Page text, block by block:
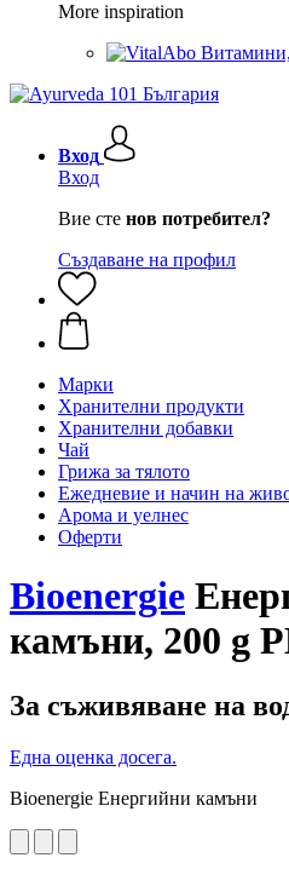
More inspiration
Вход
Вход
Вие сте нов потребител?
Създаване на профил
Марки
Хранителни продукти
Хранителни добавки
Чай
Грижа за тялото
Ежедневие и начин на
Арома и уелнес
Оферти
Bioenergie
камъни, 200 g
За съживяване на
Една оценка досега.
Bioenergie Енергийни камъни